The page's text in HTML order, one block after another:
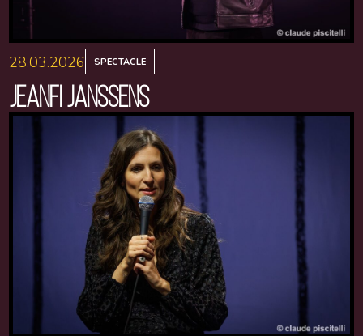
28.03.2026 SPECTACLE
JEANFI JANSSENS